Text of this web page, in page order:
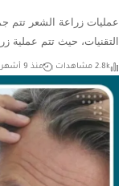
عمليات زراعة الشعر تتم
التقنيات، حيث تتم عملية
2.8k مشاهدات منذ 9 أشهر